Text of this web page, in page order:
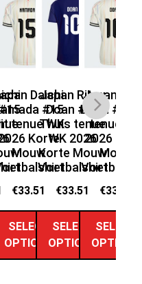
Daichi
#15
tenue WK
Korte
Mouw
€33.51
SELECT
OPTIONS
Japan Ritsu
Doan #10
Thuis tenue
WK 2026
Korte Mouw
Voetbalshirt
€33.51
SELECT
OPTIONS
Japan
Doan #10
tenue
2026
Mouw
€33.51
SELECT
OPTIONS